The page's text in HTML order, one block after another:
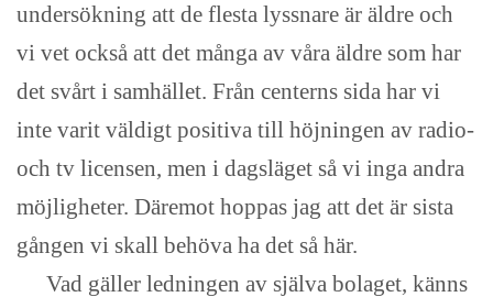
undersökning att de flesta lyssnare är äldre och
vi vet också att det många av våra äldre som har
det svårt i samhället. Från centerns sida har vi
inte varit väldigt positiva till höjningen av radio-
och tv licensen, men i dagsläget så vi inga andra
möjligheter. Däremot hoppas jag att det är sista
gången vi skall behöva ha det så här.
Vad gäller ledningen av själva bolaget, känns